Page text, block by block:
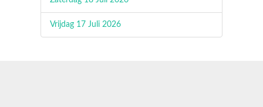
Vrijdag 17 Juli 2026